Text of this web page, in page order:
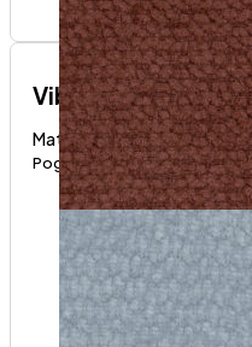
Vibe
Materijali i boje
Pogledaj proizvod